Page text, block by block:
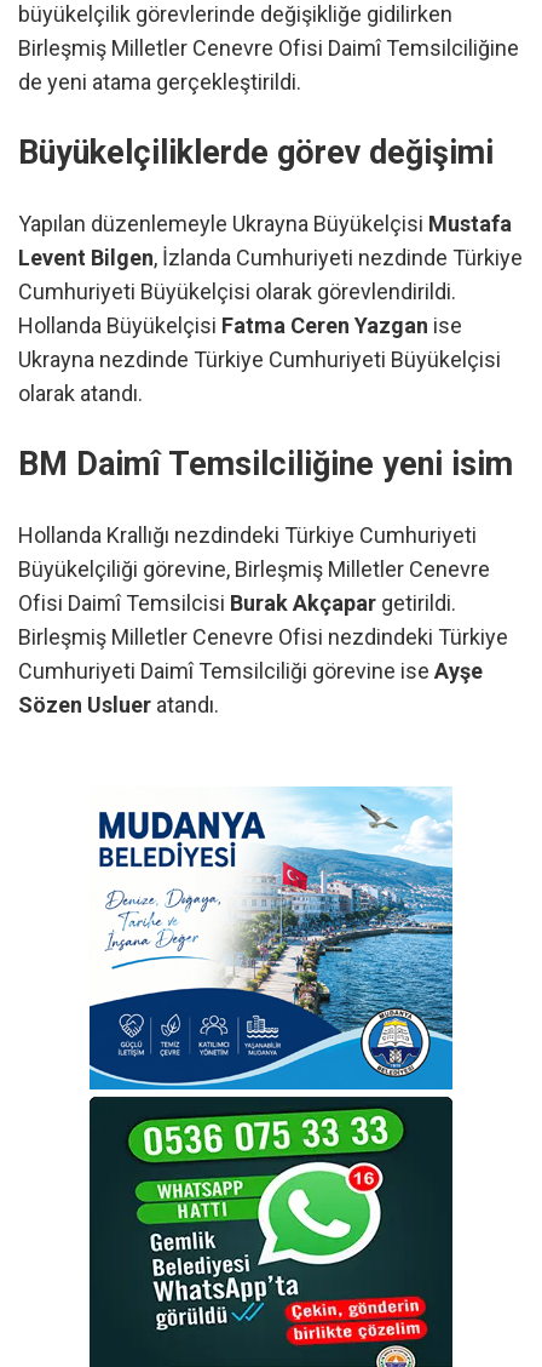
büyükelçilik görevlerinde değişikliğe gidilirken
Birleşmiş Milletler Cenevre Ofisi Daimî Temsilciliğine
de yeni atama gerçekleştirildi.
Büyükelçiliklerde görev değişimi
Yapılan düzenlemeyle Ukrayna Büyükelçisi Mustafa
Levent Bilgen, İzlanda Cumhuriyeti nezdinde Türkiye
Cumhuriyeti Büyükelçisi olarak görevlendirildi.
Hollanda Büyükelçisi Fatma Ceren Yazgan ise
Ukrayna nezdinde Türkiye Cumhuriyeti Büyükelçisi
olarak atandı.
BM Daimî Temsilciliğine yeni isim
Hollanda Krallığı nezdindeki Türkiye Cumhuriyeti
Büyükelçiliği görevine, Birleşmiş Milletler Cenevre
Ofisi Daimî Temsilcisi Burak Akçapar getirildi.
Birleşmiş Milletler Cenevre Ofisi nezdindeki Türkiye
Cumhuriyeti Daimî Temsilciliği görevine ise Ayşe
Sözen Usluer atandı.